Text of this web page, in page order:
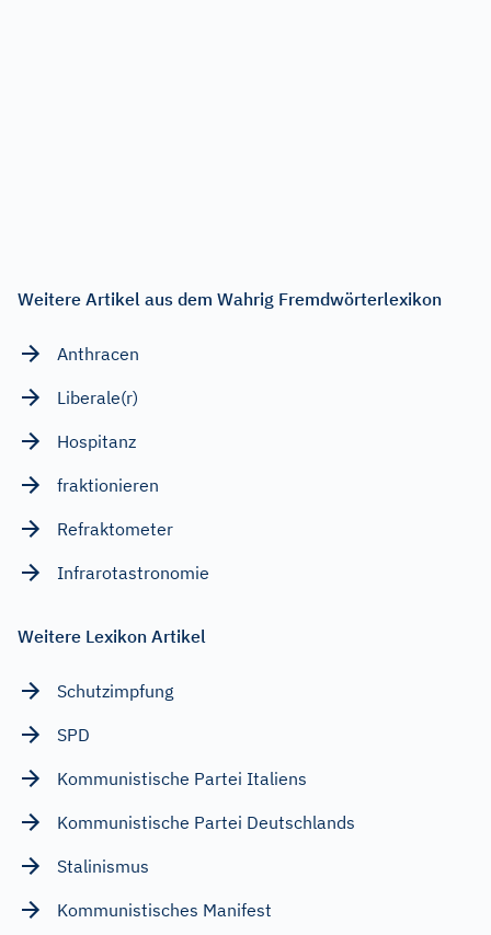
Weitere Artikel aus dem Wahrig Fremdwörterlexikon
Anthracen
Liberale(r)
Hospitanz
fraktionieren
Refraktometer
Infrarotastronomie
Weitere Lexikon Artikel
Schutzimpfung
SPD
Kommunistische Partei Italiens
Kommunistische Partei Deutschlands
Stalinismus
Kommunistisches Manifest